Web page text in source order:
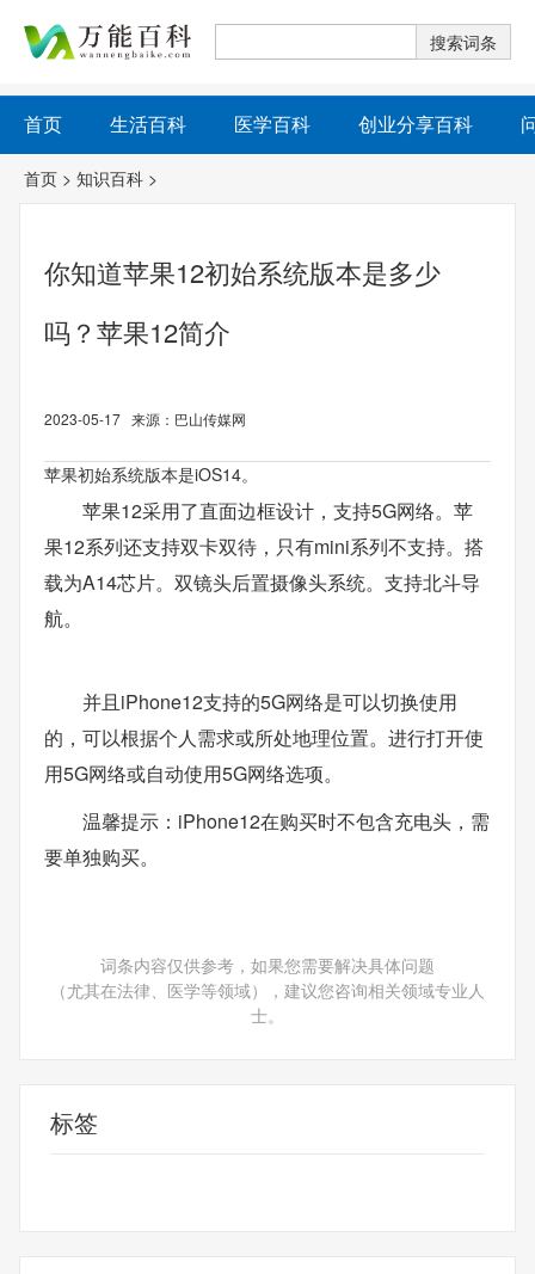
首页 生活百科 医学百科 创业分享百科
首页 > 知识百科 >
你知道苹果12初始系统版本是多少
吗？苹果12简介
2023-05-17 来源：巴山传媒网
苹果初始系统版本是iOS14。
苹果12采用了直面边框设计，支持5G网络。苹
果12系列还支持双卡双待，只有mini系列不支持。搭
载为A14芯片。双镜头后置摄像头系统。支持北斗导
航。
并且iPhone12支持的5G网络是可以切换使用
的，可以根据个人需求或所处地理位置。进行打开使
用5G网络或自动使用5G网络选项。
温馨提示：iPhone12在购买时不包含充电头，需
要单独购买。
词条内容仅供参考，如果您需要解决具体问题
（尤其在法律、医学等领域），建议您咨询相关领域专业人
士。
标签